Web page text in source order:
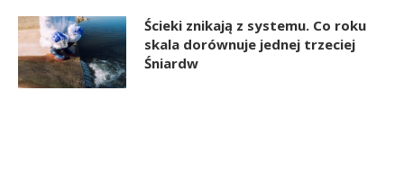
Ścieki znikają z systemu. Co roku
skala dorównuje jednej trzeciej
Śniardw